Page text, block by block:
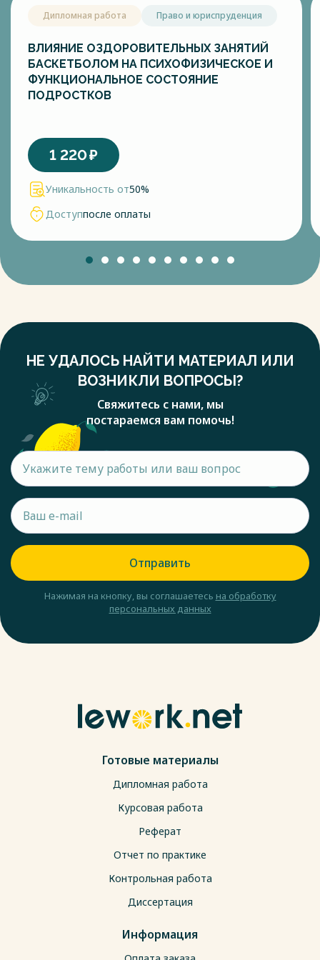
Дипломная работа Право и юриспруденция
ВЛИЯНИЕ ОЗДОРОВИТЕЛЬНЫХ ЗАНЯТИЙ
БАСКЕТБОЛОМ НА ПСИХОФИЗИЧЕСКОЕ И
ФУНКЦИОНАЛЬНОЕ СОСТОЯНИЕ
ПОДРОСТКОВ
1 220₽
Уникальность от50%
Доступпосле оплаты
НЕ УДАЛОСЬ НАЙТИ МАТЕРИАЛ ИЛИ
ВОЗНИКЛИ ВОПРОСЫ?
Свяжитесь с нами, мы
постараемся вам помочь!
Отправить
Нажимая на кнопку, вы соглашаетесь на обработку
персональных данных
Готовые материалы
Дипломная работа
Курсовая работа
Реферат
Отчет по практике
Контрольная работа
Диссертация
Информация